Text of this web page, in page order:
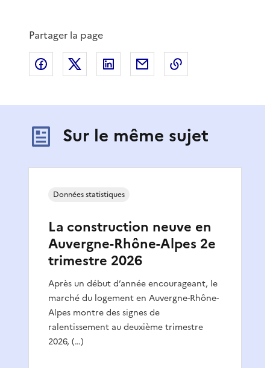
Partager la page
Partager sur Facebook
Partager sur XPartager sur LinkedIn
Partager par email
Sur le même sujet
La construction neuve en
Auvergne-Rhône-Alpes 2e
trimestre 2026
Après un début d’année encourageant, le
marché du logement en Auvergne-Rhône-
Alpes montre des signes de
ralentissement au deuxième trimestre
2026, (…)
Données statistiques